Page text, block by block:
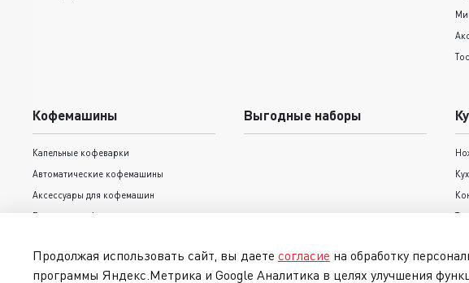
Кофемашины
Капельные кофеварки
Автоматические кофемашины
Аксессуары для кофемашин
Рожковые кофеварки
Выгодные наборы
Продолжая использовать сайт, вы даете согласие на обработку
программы Яндекс.Метрика и Google Аналитика в целях улучшения